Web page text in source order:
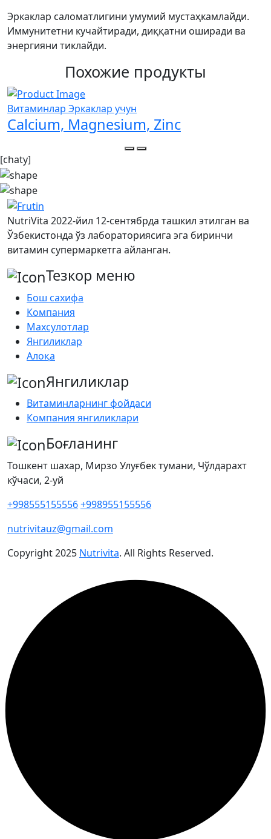
Эркаклар саломатлигини умумий мустаҳкамлайди.
Иммунитетни кучайтиради, диққатни оширади ва
энергияни тиклайди.
Похожие продукты
Витаминлар Эркаклар учун
Calcium, Magnesium, Zinc
[chaty]
NutriVita 2022-йил 12-сентябрда ташкил этилган ва
Ўзбекистонда ўз лабораториясига эга биринчи
витамин супермаркетга айланган.
Тезкор меню
Бош сахифа
Компания
Махсулотлар
Янгиликлар
Алоқа
Янгиликлар
Витаминларнинг фойдаси
Компания янгиликлари
Боғланинг
Тошкент шахар, Мирзо Улуғбек тумани, Чўлдарахт
кўчаси, 2-уй
+998555155556+998955155556
nutrivitauz@gmail.com
Copyright2025 Nutrivita. All Rights Reserved.